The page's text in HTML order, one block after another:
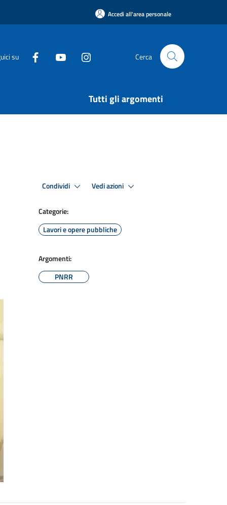
Accedi all'area personale
su Cerca
Tutti gli argomenti
Condividi Vedi azioni
Categorie:
Lavori e opere pubbliche
Argomenti:
PNRR